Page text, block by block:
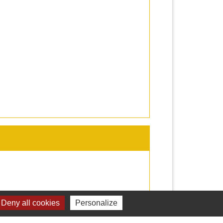
all cookies Personalize